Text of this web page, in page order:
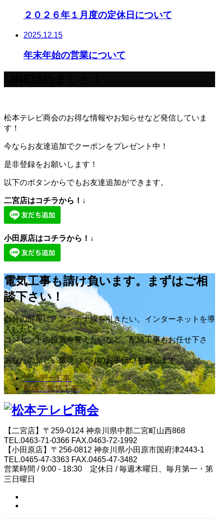
２０２６年１月度の定休日について
2025.12.15
年末年始の営業について
松本テレビ商会のお得な情報やお知らせなど発信していま
す！
今ならお友達追加でクーポンをプレゼント中！
是非登録をお願いします！
以下のボタンからでもお友達追加ができます。
二宮店はコチラから！↓
小田原店はコチラから！↓
電気工事も請け負います。まずはご相
談下さい！
自分の部屋に、アンテナ線を引きたい。インターネットを導
入したい。
コンセントの位置を変えたいなど、配線工事もお任せ下さ
い。
あなたの新しい環境づくりのお手伝いを致します。
アンテナ工事
配線・電気工事
【二宮店】〒259-0124 神奈川県中郡二宮町山西868
TEL.0463-71-0366 FAX.0463-72-1992
【小田原店】〒256-0812 神奈川県小田原市国府津2443-1
TEL.0465-47-3363 FAX.0465-47-3482
営業時間 / 9:00 - 18:30 定休日 / 毎週木曜日、毎月第一・第
三日曜日